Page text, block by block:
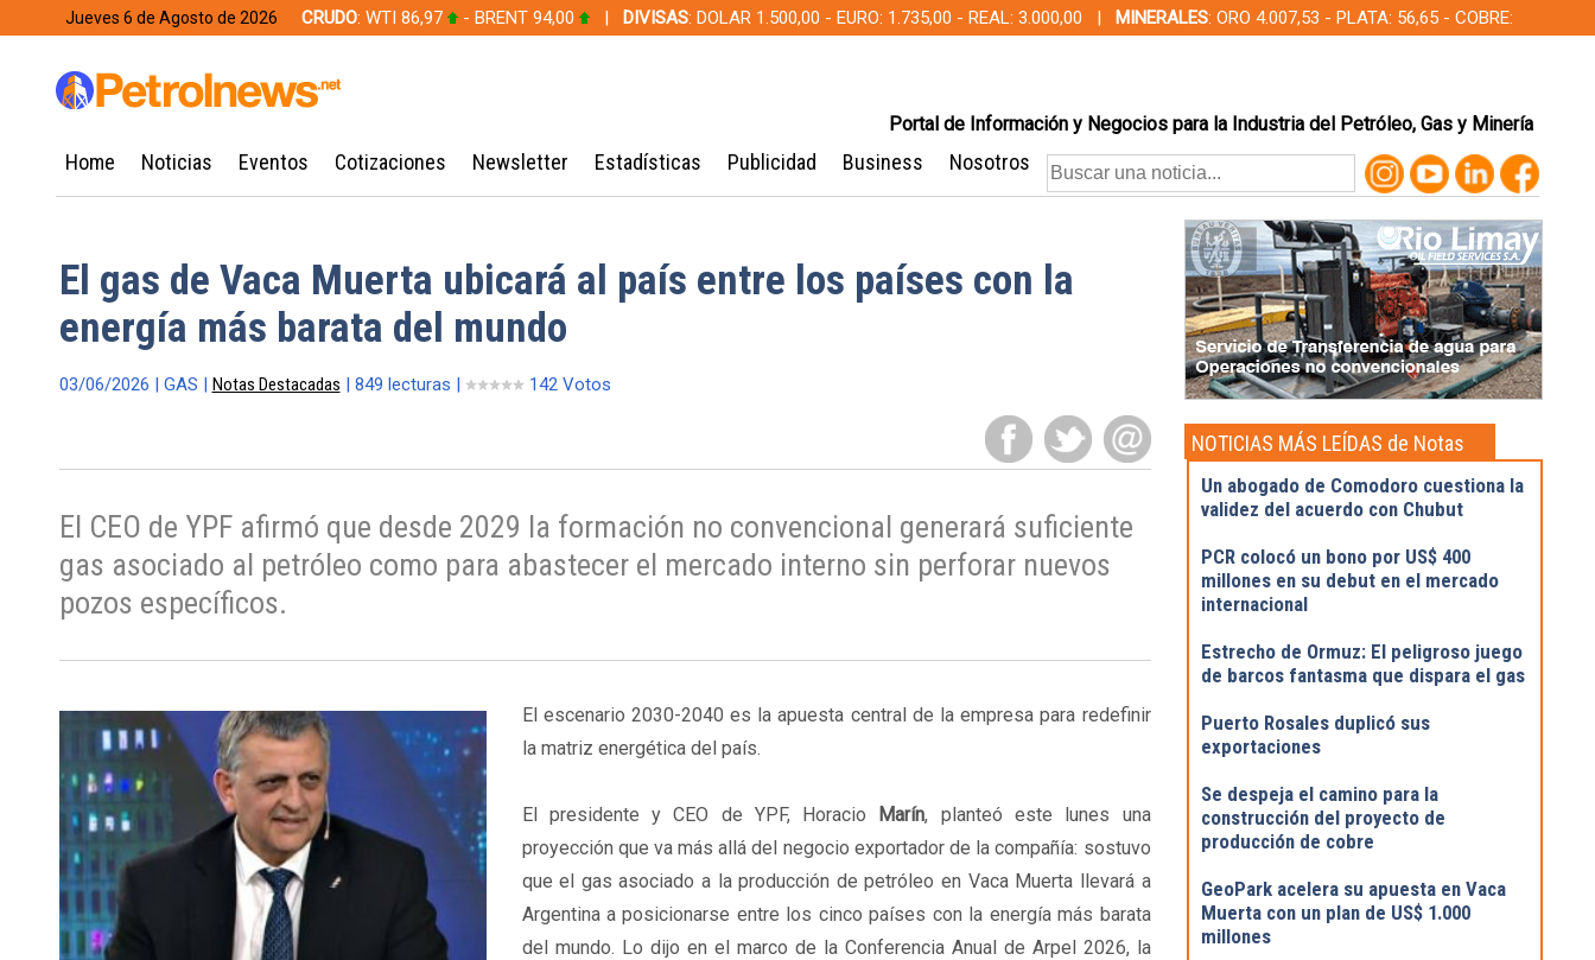
Jueves 6 de Agosto de 2026 CRUDO: WTI 86,97 - BRENT 94,00 | DIVISAS: DOLAR 1.500,00 - EURO: 1.735,00 - REAL: 3.000,00 | MINERALES: ORO 4.007,53 - PLATA: 56,65 - COBRE:
Portal de Información y Negocios para la Industria del Petróleo, Gas y Minería
Home Noticias Eventos Cotizaciones Newsletter Estadísticas Publicidad Business Nosotros
El gas de Vaca Muerta ubicará al país entre los países con la
energía más barata del mundo
03/06/2026 | GAS | Notas Destacadas | 849 lecturas | 142 Votos
El CEO de YPF afirmó que desde 2029 la formación no convencional generará suficiente
gas asociado al petróleo como para abastecer el mercado interno sin perforar nuevos
pozos específicos.
El escenario 2030-2040 es la apuesta central de la empresa para redefinir
la matriz energética del país.
El presidente y CEO de YPF, Horacio Marín, planteó este lunes una
proyección que va más allá del negocio exportador de la compañía: sostuvo
que el gas asociado a la producción de petróleo en Vaca Muerta llevará a
Argentina a posicionarse entre los cinco países con la energía más barata
del mundo. Lo dijo en el marco de la Conferencia Anual de Arpel 2026, la
NOTICIAS MÁS LEÍDAS de Notas
Destacadas
Un abogado de Comodoro cuestiona la
validez del acuerdo con Chubut
PCR colocó un bono por US$ 400
millones en su debut en el mercado
internacional
Estrecho de Ormuz: El peligroso juego
de barcos fantasma que dispara el gas
Puerto Rosales duplicó sus
exportaciones
Se despeja el camino para la
construcción del proyecto de
producción de cobre
GeoPark acelera su apuesta en Vaca
Muerta con un plan de US$ 1.000
millones